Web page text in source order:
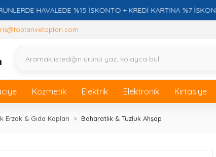
HAVALEDE %15 İSKONTO + KREDİ KARTINA %7 İSKONTO +
Kozmetik Elektrik Elektronik Kırtasiye
Erzak & Gıda Kapları Baharatlık & Tuzluk Ahşap